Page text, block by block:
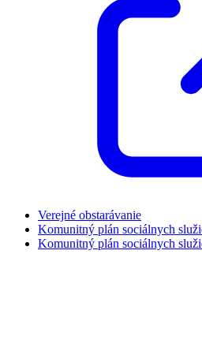
Verejné obstarávanie
Komunitný plán sociálnych
Komunitný plán sociálnych